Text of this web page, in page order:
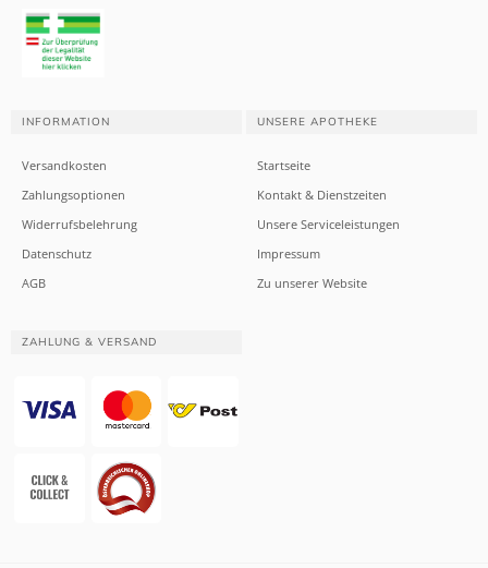
INFORMATION
Versandkosten
Zahlungsoptionen
Widerrufsbelehrung
Datenschutz
AGB
UNSERE APOTHEKE
Startseite
Kontakt & Dienstzeiten
Unsere Serviceleistungen
Impressum
Zu unserer Website
ZAHLUNG & VERSAND